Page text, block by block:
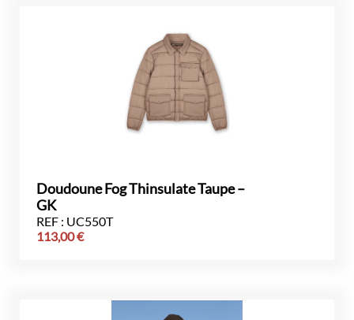
Doudoune Fog Thinsulate Taupe –
GK
REF : UC550T
113,00€